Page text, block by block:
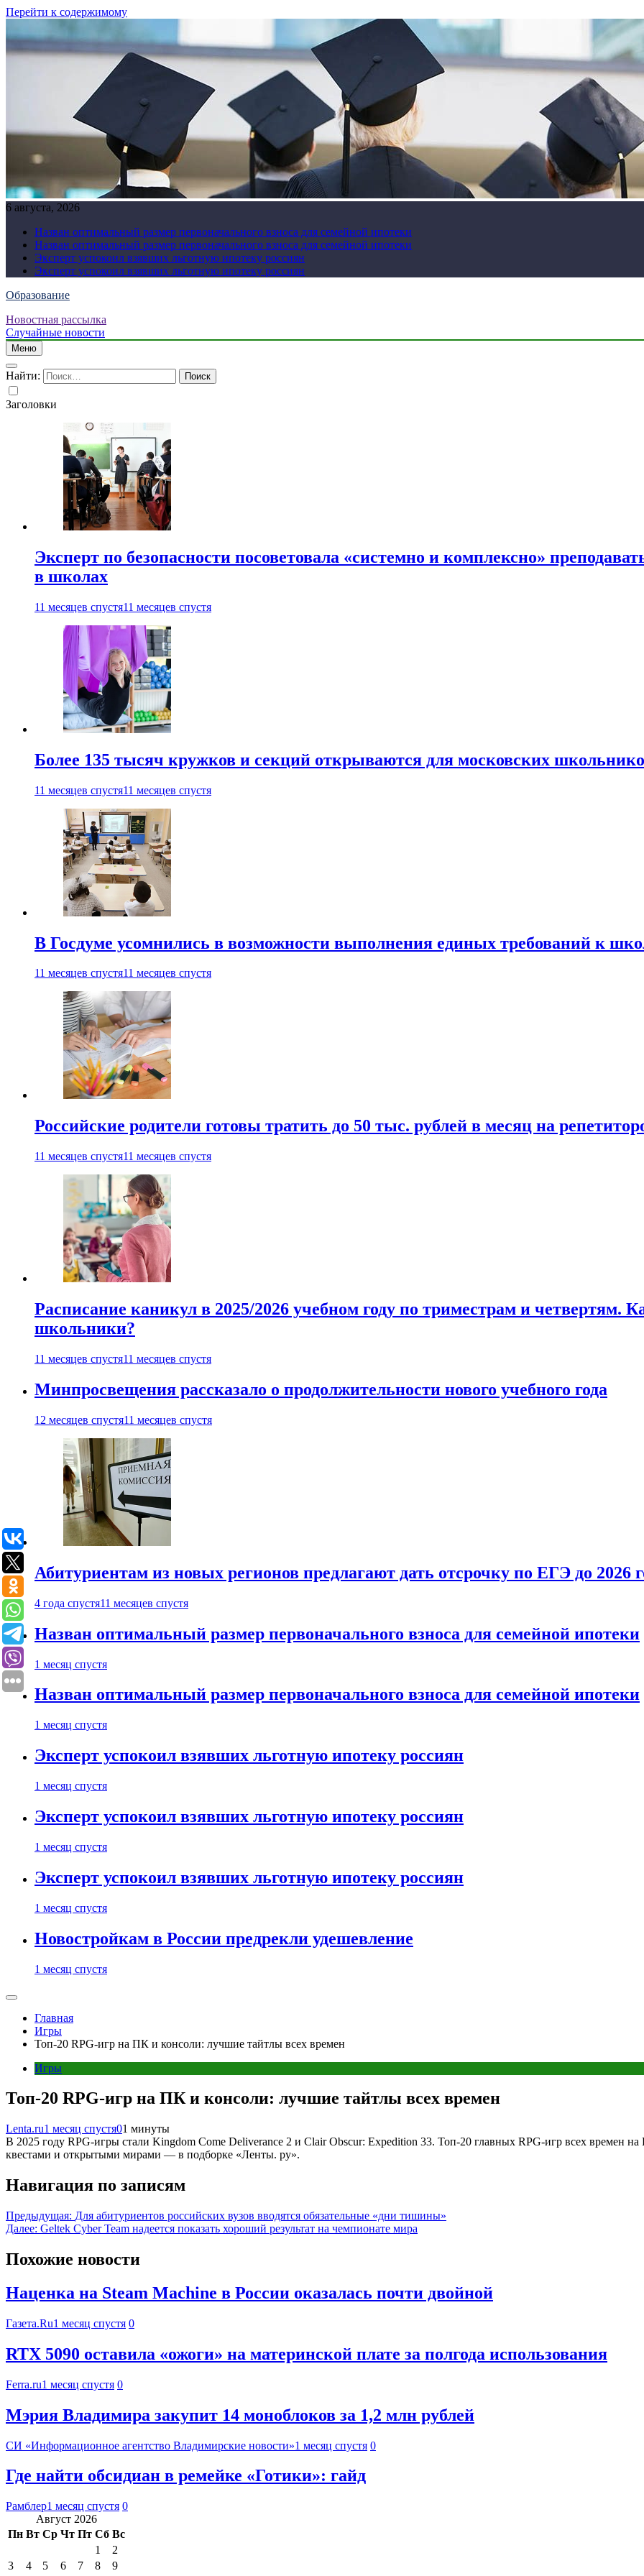
Перейти к содержимому
6 августа, 2026
Назван оптимальный размер первоначального взноса для семейной ипотеки
Назван оптимальный размер первоначального взноса для семейной ипотеки
Эксперт успокоил взявших льготную ипотеку россиян
Эксперт успокоил взявших льготную ипотеку россиян
Образование
Новостная рассылка
Случайные новости
Меню
Найти:
Заголовки
Эксперт по безопасности посоветовала «системно и комплексно»
в школах
11 месяцев спустя11 месяцев спустя
Более 135 тысяч кружков и секций открываются для московских
11 месяцев спустя11 месяцев спустя
В Госдуме усомнились в возможности выполнения единых требований к
11 месяцев спустя11 месяцев спустя
Российские родители готовы тратить до 50 тыс. рублей в месяц на
11 месяцев спустя11 месяцев спустя
Расписание каникул в 2025/2026 учебном году по триместрам и четвертям.
школьники?
11 месяцев спустя11 месяцев спустя
Минпросвещения рассказало о продолжительности нового учебного года
12 месяцев спустя11 месяцев спустя
Абитуриентам из новых регионов предлагают дать отсрочку по ЕГЭ до 2026
4 года спустя11 месяцев спустя
Назван оптимальный размер первоначального взноса для семейной ипотеки
1 месяц спустя
Назван оптимальный размер первоначального взноса для семейной ипотеки
1 месяц спустя
Эксперт успокоил взявших льготную ипотеку россиян
1 месяц спустя
Эксперт успокоил взявших льготную ипотеку россиян
1 месяц спустя
Эксперт успокоил взявших льготную ипотеку россиян
1 месяц спустя
Новостройкам в России предрекли удешевление
1 месяц спустя
Главная
Игры
Топ-20 RPG-игр на ПК и консоли: лучшие тайтлы всех времен
Игры
Топ-20 RPG-игр на ПК и консоли: лучшие тайтлы всех времен
Lenta.ru1 месяц спустя01 минуты
В 2025 году RPG-игры стали Kingdom Come Deliverance 2 и Clair Obscur: Expedition 33. Топ-20 главных RPG-игр всех
квестами и открытыми мирами — в подборке «Ленты. ру».
Навигация по записям
Предыдущая: Для абитуриентов российских вузов вводятся обязательные «дни тишины»
Далее: Geltek Cyber Team надеется показать хороший результат на чемпионате мира
Похожие новости
Наценка на Steam Machine в России оказалась почти двойной
Газета.Ru1 месяц спустя 0
RTX 5090 оставила «ожоги» на материнской плате за полгода использования
Ferra.ru1 месяц спустя 0
Мэрия Владимира закупит 14 моноблоков за 1,2 млн рублей
СИ «Информационное агентство Владимирские новости»1 месяц спустя 0
Где найти обсидиан в ремейке «Готики»: гайд
Рамблер1 месяц спустя 0
Август 2026
Пн Вт Ср Чт Пт Сб Вс
1
2
3
4 5 6 7 8
9